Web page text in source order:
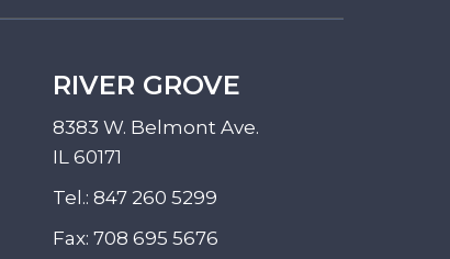
RIVER GROVE
8383 W. Belmont Ave.
IL 60171
Tel.: 847 260 5299
Fax: 708 695 5676